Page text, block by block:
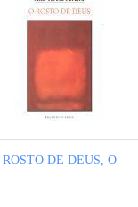
ROSTO DE DEUS, O